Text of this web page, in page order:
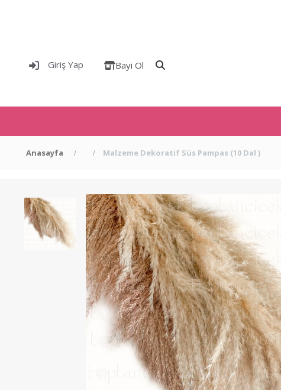
Giriş Yap Bayi Ol
Anasayfa Malzeme Dekoratif Süs Pampas (10 Dal )